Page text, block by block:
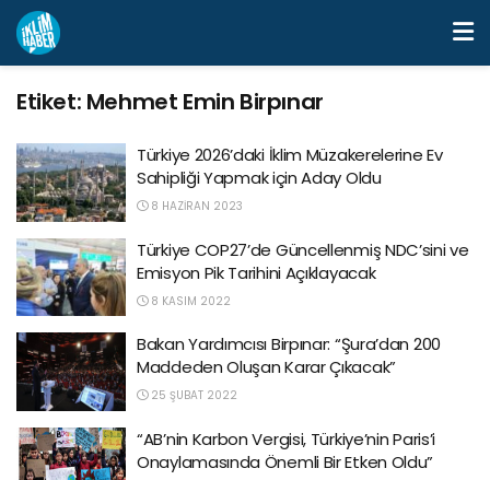
Etiket: Mehmet Emin Birpınar
Türkiye 2026’daki İklim Müzakerelerine Ev
Sahipliği Yapmak için Aday Oldu
8 HAZIRAN 2023
Türkiye COP27’de Güncellenmiş NDC’sini ve
Emisyon Pik Tarihini Açıklayacak
8 KASIM 2022
Bakan Yardımcısı Birpınar: “Şura’dan 200
Maddeden Oluşan Karar Çıkacak”
25 ŞUBAT 2022
“AB’nin Karbon Vergisi, Türkiye’nin Paris’i
Onaylamasında Önemli Bir Etken Oldu”